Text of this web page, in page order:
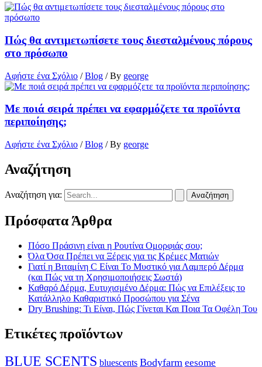
Πώς θα αντιμετωπίσετε τους διεσταλμένους πόρους
στο πρόσωπο
Αφήστε ένα Σχόλιο /Blog / By george
Με ποιά σειρά πρέπει να εφαρμόζετε τα προϊόντα
περιποίησης;
Αφήστε ένα Σχόλιο /Blog / By george
Αναζήτηση
Αναζήτηση για:
Πρόσφατα Άρθρα
Πόσο Πράσινη είναι η Ρουτίνα Ομορφιάς σου;
Όλα Όσα Πρέπει να Ξέρεις για τις Κρέμες Ματιών
Γιατί η Βιταμίνη C Είναι Το Μυστικό για Λαμπερό Δέρμα
(και Πώς να τη Χρησιμοποιήσεις Σωστά)
Καθαρό Δέρμα, Ευτυχισμένο Δέρμα: Πώς να Επιλέξεις το
Κατάλληλο Καθαριστικό Προσώπου για Σένα
Dry Brushing: Τι Είναι, Πώς Γίνεται Και Ποια Τα Οφέλη Του
Ετικέτες προϊόντων
BLUE SCENTS bluescents Bodyfarm eesome